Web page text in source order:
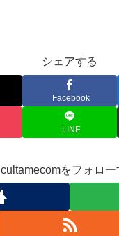
シェアする
Facebook
LINE
cultamecomをフォロー